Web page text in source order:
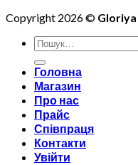
Copyright 2026 © Gloriya
Шукати:
Головна
Магазин
Про нас
Прайс
Співпраця
Контакти
Увійти